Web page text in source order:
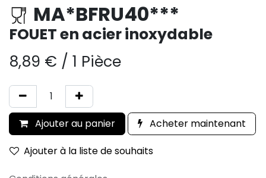
MA*BFRU40***
FOUET en acier inoxydable
8,89 € / 1 Pièce
Ajouter au panier
Acheter maintenant
Ajouter à la liste de souhaits